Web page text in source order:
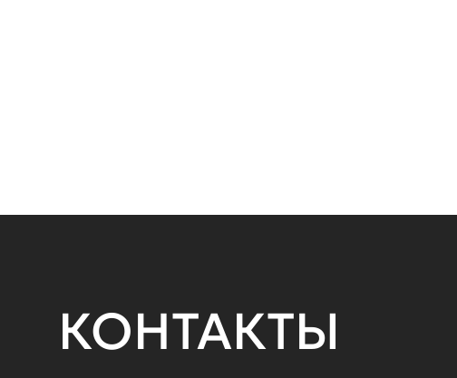
КОНТАКТЫ